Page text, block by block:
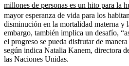
millones de personas es un hito para la
mayor esperanza de vida para los
disminución en la mortalidad materna y
embargo, también implica un desafío,
el progreso se pueda disfrutar de
según indica Natalia Kanem, directora
las Naciones Unidas.